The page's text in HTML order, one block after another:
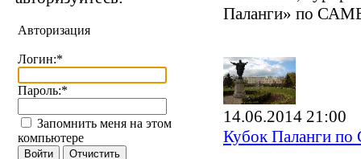
Авторизация
Логин:*
Пароль:*
Запомнить меня на этом
компьютере
Паланги» по
14.06.2014 21:00
Кубок Паланги